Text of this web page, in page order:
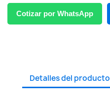
Cotizar por WhatsApp
Detalles del producto